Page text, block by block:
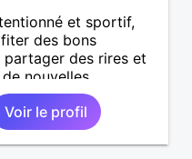
et sportif,
des bons
partager des rires et
nouvelles
Sincère et à
recherche une
avec qui construire
et une
Voir le profil